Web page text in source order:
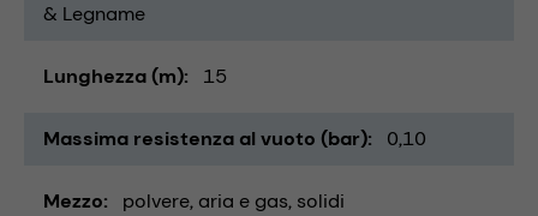
& Legname
Lunghezza (m) 15
Massima resistenza al vuoto (bar) 0,10
Mezzo polvere aria e gas solidi